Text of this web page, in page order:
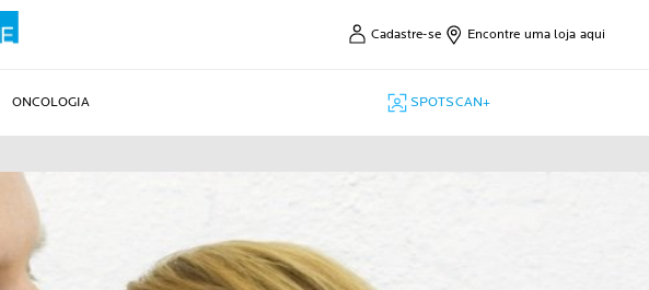
Cadastre-se Encontre uma loja aqui
ONCOLOGIA SPOTSCAN+